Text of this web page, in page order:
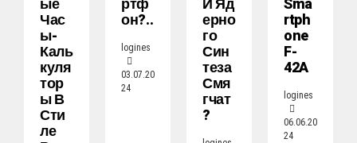
Ые
Час
Ы-
Каль
Куля
Тор
Ы В
Сти
Ле
Ртф
Он?..
logines
03.07.20
24
И Яд
Ерно
Го
Син
Теза
Смя
Гчат
?
Sma
Rtph
One
F-
42A
logines
06.06.20
24